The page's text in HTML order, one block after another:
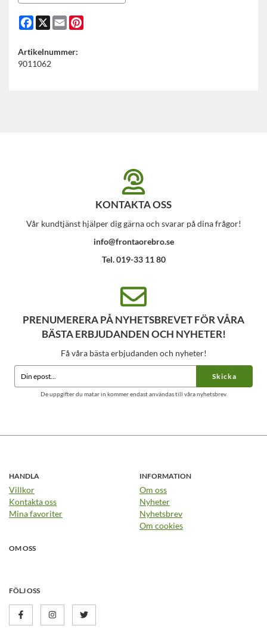
Facebook
X Email
Artikelnummer:
9011062
KONTAKTA OSS
Vår kundtjänst hjälper dig gärna och svarar på dina frågor!
info@frontaorebro.se
Tel. 019-33 11 80
PRENUMERERA PÅ NYHETSBREVET FÖR VÅRA
BÄSTA ERBJUDANDEN OCH NYHETER!
Få våra bästa erbjudanden och nyheter!
Skicka
De uppgifter du matar in kommer endast användas till våra nyhetsbrev.
HANDLA
Villkor
Kontakta oss
Mina favoriter
INFORMATION
Om oss
Nyheter
Nyhetsbrev
Om cookies
OM OSS
FÖLJ OSS